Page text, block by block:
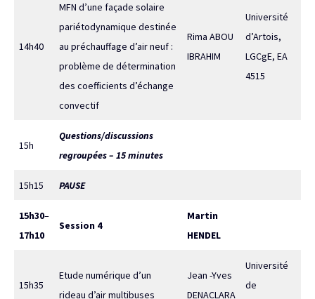
14h40
MFN d’une façade solaire
pariétodynamique destinée
au préchauffage d’air neuf :
problème de détermination
des coefficients d’échange
convectif
Rima ABOU
IBRAHIM
Université
d’Artois,
LGCgE, EA
4515
15h
Questions/discussions
regroupées – 15 minutes
15h15 PAUSE
15h30–
17h10
Session 4
Martin
HENDEL
15h35
Etude numérique d’un
rideau d’air multibuses
Jean -Yves
DENACLARA
Université
de